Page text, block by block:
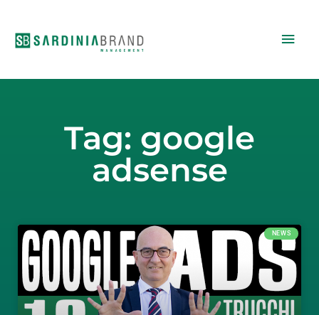
contenuto
Tag: google
adsense
NEWS